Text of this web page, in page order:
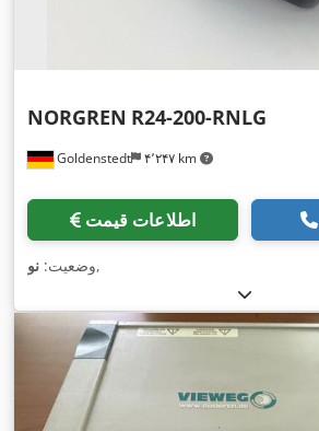
Goldenstedt ۴٬۲۴۷ km
NORGREN R24-200-RNLG
اطلاعات قیمت
وضعیت: نو ,